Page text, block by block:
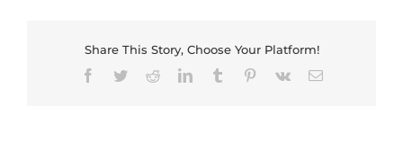
Share This Story, Choose Your Platform!
Facebook
TwitterRedditLinkedInTumblr Pinterest
Vk
E-